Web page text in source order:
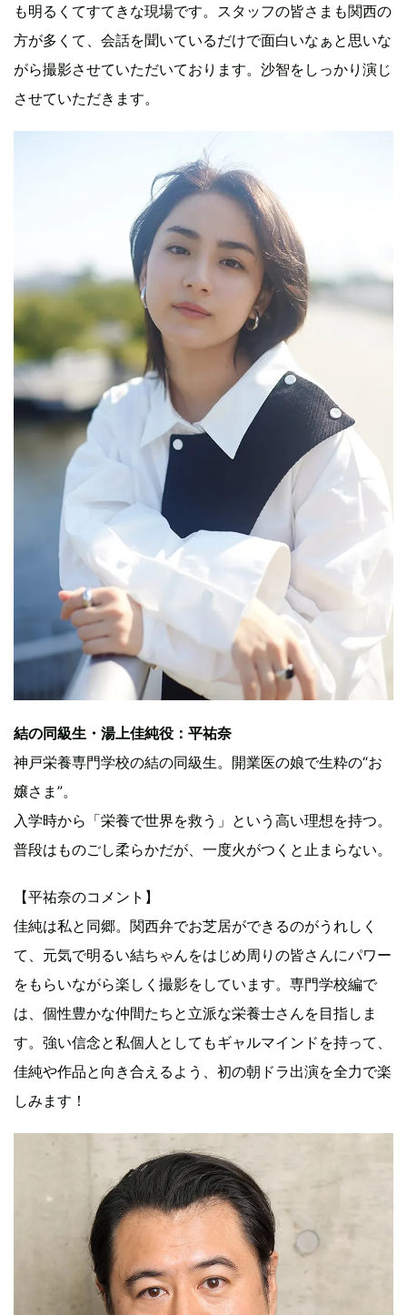
も明るくてすてきな現場です。スタッフの皆さまも関西の
方が多くて、会話を聞いているだけで面白いなぁと思いな
がら撮影させていただいております。沙智をしっかり演じ
させていただきます。
結の同級生・湯上佳純役：平祐奈
神戸栄養専門学校の結の同級生。開業医の娘で生粋の“お
嬢さま”。
入学時から「栄養で世界を救う」という高い理想を持つ。
普段はものごし柔らかだが、一度火がつくと止まらない。
【平祐奈のコメント】
佳純は私と同郷。関西弁でお芝居ができるのがうれしく
て、元気で明るい結ちゃんをはじめ周りの皆さんにパワー
をもらいながら楽しく撮影をしています。専門学校編で
は、個性豊かな仲間たちと立派な栄養士さんを目指しま
す。強い信念と私個人としてもギャルマインドを持って、
佳純や作品と向き合えるよう、初の朝ドラ出演を全力で楽
しみます！